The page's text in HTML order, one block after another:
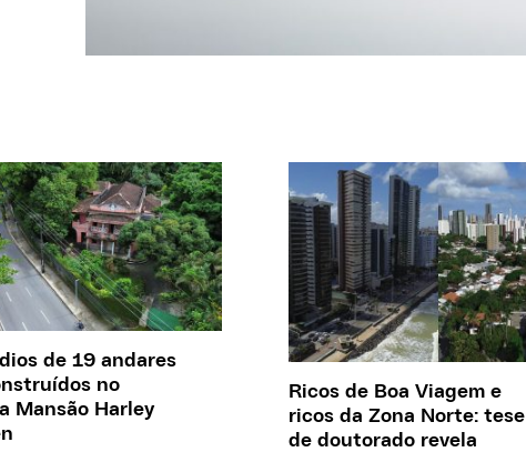
de 19 andares
no
Mansão Harley
Ricos de Boa Viagem e
ricos da Zona Norte: tese
de doutorado revela